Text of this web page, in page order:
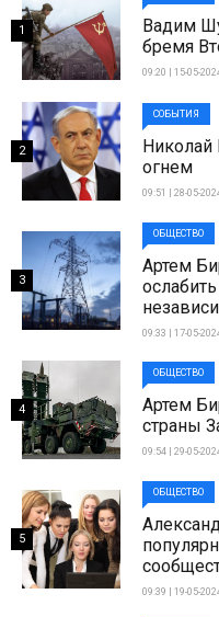
Вадим
бремя
09:20 | 15-05-
1
СОБЫТИЯ
Николай
огнем
09:51 | 28-05-
2
ОБЩЕСТВО
Артем
09:33 | 17-05-
3
ОБЩЕСТВО
Артем
страны
09:54 | 29-05-
4
ОБЩЕСТВО
09:39 | 19-05-
5